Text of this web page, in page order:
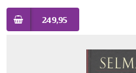
249,95